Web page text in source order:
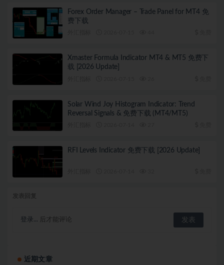
Forex Order Manager – Trade Panel for MT4 免
费下载
Xmaster Formula Indicator MT4 & MT5 免费下
载 [2026 Update]
Solar Wind Joy Histogram Indicator: Trend
Reversal Signals & 免费下载 (MT4/MT5)
RFI Levels Indicator 免费下载 [2026 Update]
登录... 后才能评论
近期文章